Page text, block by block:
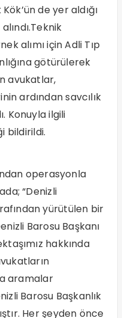
de yer aldığı
alımı için Adli Tıp
götürülerek
avukatlar,
ardından savcılık
Konuyla ilgili
bildirildi.
operasyonla
“Denizli
yürütülen bir
Barosu Başkanı
hakkında
aramalar
Barosu Başkanlık
Her şeyden önce